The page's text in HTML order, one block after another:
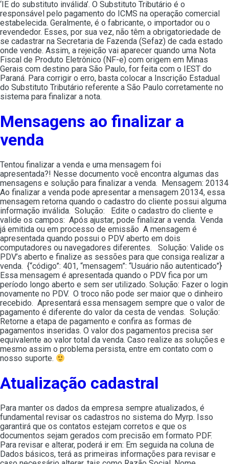
‘IE do substituto inválida’. O Substituto Tributário é o
responsável pelo pagamento do ICMS na operação comercial
estabelecida. Geralmente, é o fabricante, o importador ou o
revendedor. Esses, por sua vez, não têm a obrigatoriedade de
se cadastrar na Secretaria de Fazenda (Sefaz) de cada estado
onde vende. Assim, a rejeição vai aparecer quando uma Nota
Fiscal de Produto Eletrônico (NF-e) com origem em Minas
Gerais com destino para São Paulo, for feita com o IEST do
Paraná. Para corrigir o erro, basta colocar a Inscrição Estadual
do Substituto Tributário referente a São Paulo corretamente no
sistema para finalizar a nota.
Mensagens ao finalizar a
venda
Tentou finalizar a venda e uma mensagem foi
apresentada?! Nesse documento você encontra algumas das
mensagens e solução para finalizar a venda. Mensagem: 20134
Ao finalizar a venda pode apresentar a mensagem 20134, essa
mensagem retorna quando o cadastro do cliente possui alguma
informação inválida. Solução: Edite o cadastro do cliente e
valide os campos: Após ajustar, pode finalizar a venda. Venda
já emitida ou em processo de emissão A mensagem é
apresentada quando possui o PDV aberto em dois
computadores ou navegadores diferentes. Solução: Valide os
PDV’s aberto e finalize as sessões para que consiga realizar a
venda. {“código”: 401, “mensagem”: “Usuário não autenticado”}
Essa mensagem é apresentada quando o PDV fica por um
período longo aberto e sem ser utilizado. Solução: Fazer o login
novamente no PDV. O troco não pode ser maior que o dinheiro
recebido. Apresentará essa mensagem sempre que o valor de
pagamento é diferente do valor da cesta de vendas. Solução:
Retorne a etapa de pagamento e confira as formas de
pagamentos inseridas. O valor dos pagamentos precisa ser
equivalente ao valor total da venda. Caso realize as soluções e
mesmo assim o problema persista, entre em contato com o
nosso suporte.
Atualização cadastral
Para manter os dados da empresa sempre atualizados, é
fundamental revisar os cadastros no sistema do Myrp. Isso
garantirá que os contatos estejam corretos e que os
documentos sejam gerados com precisão em formato PDF.
Para revisar e alterar, poderá ir em: Em seguida na coluna de
Dados básicos, terá as primeiras informações para revisar e